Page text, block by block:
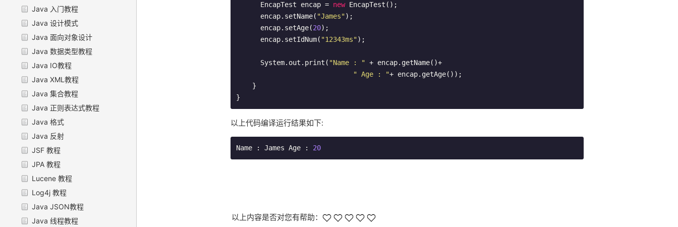
Java 入门教程
Java 设计模式
Java 面向对象设计
Java 数据类型教程
Java IO教程
Java XML教程
Java 集合教程
Java 正则表达式教程
Java 格式
Java 反射
JSF 教程
JPA 教程
Lucene 教程
Log4j 教程
Java JSON教程
Java 线程教程
      EncapTest encap =
new EncapTest();
      encap.setName(
"James");
      encap.setAge(
20);
      encap.setIdNum(
"12343ms");
      System.out.print(
"Name : " + encap.getName()+
" Age : "+ encap.getAge());
以上代码编译运行结果如下:
Name : James Age : 20
以上内容是否对您有帮助：